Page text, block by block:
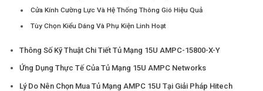
Cửa Kính Cường Lực Và Hệ Thống Thông Gió Hiệu Quả
Tùy Chọn Kiểu Dáng Và Phụ Kiện Linh Hoạt
Thông Số Kỹ Thuật Chi Tiết Tủ Mạng 15U AMPC-15800-X-Y
Ứng Dụng Thực Tế Của Tủ Mạng 15U AMPC Networks
Lý Do Nên Chọn Mua Tủ Mạng AMPC 15U Tại Giải Pháp Hitech